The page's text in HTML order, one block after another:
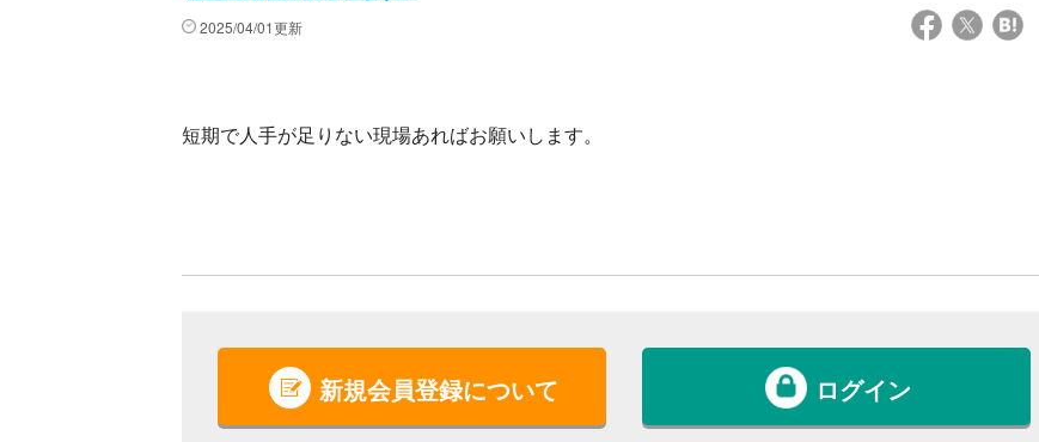
2025/04/01更新
短期で人手が足りない現場あればお願いします。
新規会員登録について ログイン